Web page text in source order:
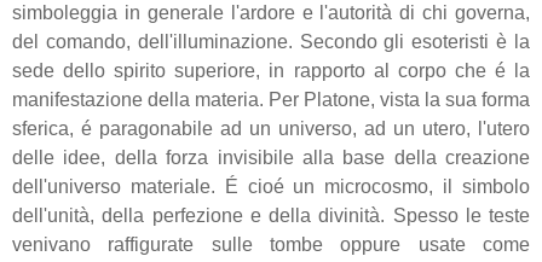
simboleggia in generale l'ardore e l'autorità di chi governa,
del comando, dell'illuminazione. Secondo gli esoteristi è la
sede dello spirito superiore, in rapporto al corpo che é la
manifestazione della materia. Per Platone, vista la sua forma
sferica, é paragonabile ad un universo, ad un utero, l'utero
delle idee, della forza invisibile alla base della creazione
dell'universo materiale. É cioé un microcosmo, il simbolo
dell'unità, della perfezione e della divinità. Spesso le teste
venivano raffigurate sulle tombe oppure usate come